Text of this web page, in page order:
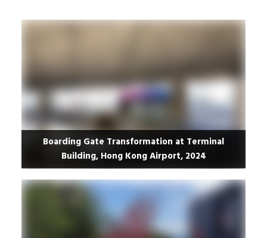
Boarding Gate Transformation at Terminal
Building, Hong Kong Airport, 2024